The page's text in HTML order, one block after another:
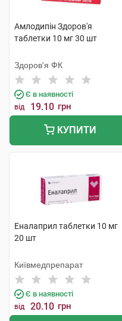
Амлодипін Здоров'я
таблетки 10 мг 30 шт
Здоров'я ФК
Є в наявності
від 19.10 грн
КУПИТИ
Еналаприл таблетки 10 мг
20 шт
Київмедпрепарат
Є в наявності
від 20.10 грн